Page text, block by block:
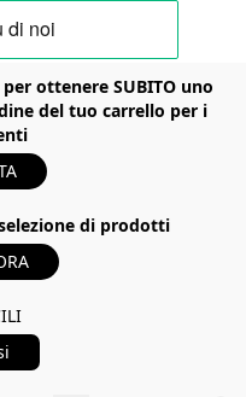
ottenere SUBITO uno
del tuo carrello per i
di prodotti